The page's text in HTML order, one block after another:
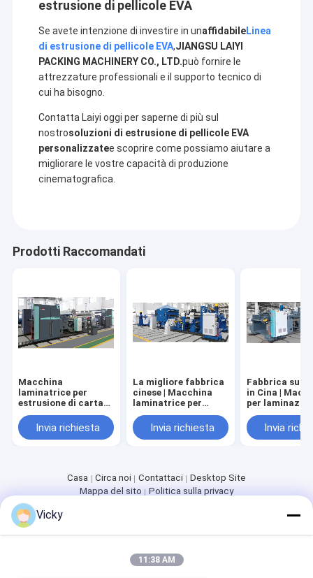
estrusione di pellicole EVA
Se avete intenzione di investire in unaffidabileLinea
di estrusione di pellicole EVA,JIANGSU LAIYI
PACKING MACHINERY CO., LTD.può fornire le
attrezzature professionali e il supporto tecnico di
cui ha bisogno.
Contatta Laiyi oggi per saperne di più sul
nostrosoluzioni di estrusione di pellicole EVA
personalizzatee scoprire come possiamo aiutare a
migliorare le vostre capacità di produzione
cinematografica.
Prodotti Raccomandati
Macchina
laminatrice per
estrusione di carta
su un lato di alto
valoreInvia richiesta
La migliore fabbrica
cinese | Macchina
laminatrice per
estrusione di film di
laminazione
Invia richiesta
Fabbrica
in Cina |
per
estrusione di
rilascio di
Invia
Casa Circa noi Contattaci
Desktop Site
Mappa del sito
Politica sulla privacy
Qualità
Fabbrica cinese.Copyright © 2026 JIANGSU LAIYI PACKING
Vicky
11:38 AM